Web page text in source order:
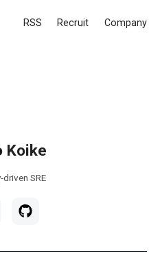
RSS Recruit Company
Koike
SRE